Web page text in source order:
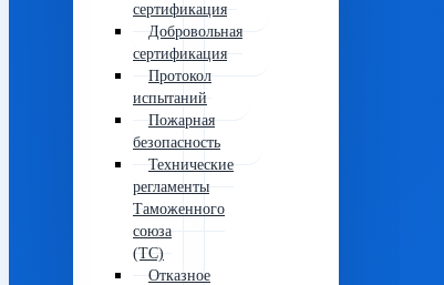
сертификация
Добровольная
сертификация
Протокол
испытаний
Пожарная
безопасность
Технические
регламенты
Таможенного
союза
(ТС)
Отказное